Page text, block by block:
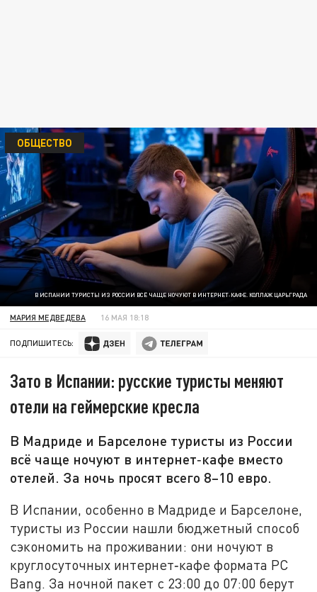
В ИСПАНИИ ТУРИСТЫ ИЗ РОССИИ ВСЁ ЧАЩЕ НОЧУЮТ В ИНТЕРНЕТ‑КАФЕ. КОЛЛАЖ ЦАРЬГРАДА
ОБЩЕСТВО
МАРИЯ МЕДВЕДЕВА 16 МАЯ 18:18
ПОДПИШИТЕСЬ:
Зато в Испании: русские туристы меняют
отели на геймерские кресла
В Мадриде и Барселоне туристы из России
всё чаще ночуют в интернет‑кафе вместо
отелей. За ночь просят всего 8–10 евро.
В Испании, особенно в Мадриде и Барселоне,
туристы из России нашли бюджетный способ
сэкономить на проживании: они ночуют в
круглосуточных интернет‑кафе формата PC
Bang. За ночной пакет с 23:00 до 07:00 берут